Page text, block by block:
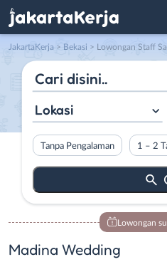
JakartaKerja > Bekasi > Lowongan Staff Sales &
Lokasi
Tanpa Pengalaman 1 – 2
Lowongan
Madina Wedding